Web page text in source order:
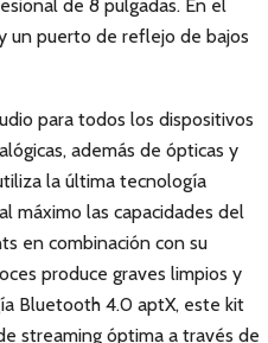
de 8 pulgadas. En el
un puerto de reflejo de bajos
para todos los dispositivos
además de ópticas y
la última tecnología
máximo las capacidades del
en combinación con su
produce graves limpios y
Bluetooth 4.0 aptX, este kit
streaming óptima a través de